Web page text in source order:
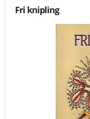
Fri knipling